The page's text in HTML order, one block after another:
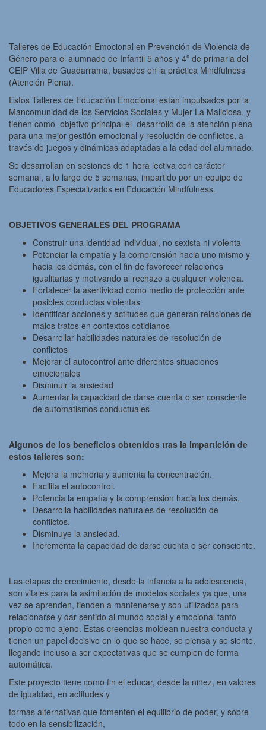
Talleres de Educación Emocional en Prevención de Violencia de
Género para el alumnado de Infantil 5 años y 4º de primaria del
CEIP Villa de Guadarrama, basados en la práctica Mindfulness
(Atención Plena).
Estos Talleres de Educación Emocional están impulsados por la
Mancomunidad de los Servicios Sociales y Mujer La Maliciosa, y
tienen como objetivo principal el desarrollo de la atención plena
para una mejor gestión emocional y resolución de conflictos, a
través de juegos y dinámicas adaptadas a la edad del alumnado.
Se desarrollan en sesiones de 1 hora lectiva con carácter
semanal, a lo largo de 5 semanas, impartido por un equipo de
Educadores Especializados en Educación Mindfulness.
OBJETIVOS GENERALES DEL PROGRAMA
Construir una identidad individual, no sexista ni violenta
Potenciar la empatía y la comprensión hacia uno mismo y
hacia los demás, con el fin de favorecer relaciones
igualitarias y motivando al rechazo a cualquier violencia.
Fortalecer la asertividad como medio de protección ante
posibles conductas violentas
Identificar acciones y actitudes que generan relaciones de
malos tratos en contextos cotidianos
Desarrollar habilidades naturales de resolución de
conflictos
Mejorar el autocontrol ante diferentes situaciones
emocionales
Disminuir la ansiedad
Aumentar la capacidad de darse cuenta o ser consciente
de automatismos conductuales
Algunos de los beneficios obtenidos tras la impartición de
estos talleres son:
Mejora la memoria y aumenta la concentración.
Facilita el autocontrol.
Potencia la empatía y la comprensión hacia los demás.
Desarrolla habilidades naturales de resolución de
conflictos.
Disminuye la ansiedad.
Incrementa la capacidad de darse cuenta o ser consciente.
Las etapas de crecimiento, desde la infancia a la adolescencia,
son vitales para la asimilación de modelos sociales ya que, una
vez se aprenden, tienden a mantenerse y son utilizados para
relacionarse y dar sentido al mundo social y emocional tanto
propio como ajeno. Estas creencias moldean nuestra conducta y
tienen un papel decisivo en lo que se hace, se piensa y se siente,
llegando incluso a ser expectativas que se cumplen de forma
automática.
Este proyecto tiene como fin el educar, desde la niñez, en valores
de igualdad, en actitudes y
formas alternativas que fomenten el equilibrio de poder, y sobre
todo en la sensibilización,